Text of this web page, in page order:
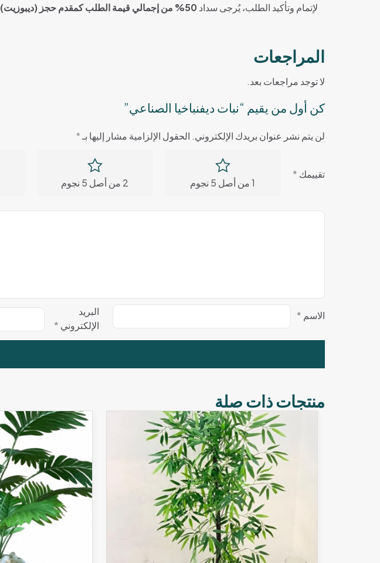
لإتمام وتأكيد الطلب، يُرجى سداد 50% من إجمالي قيمة الطلب كمقدم حجز (ديبوزيت)
المراجعات
لا توجد مراجعات بعد.
كن أول من يقيم “نبات ديفنباخيا الصناعي”
لن يتم نشر عنوان بريدك الإلكتروني. الحقول الإلزامية مشار إليها بـ*
تقييمك *
1 من أصل 5 نجوم 2 من أصل 5 نجوم
الاسم *
البريد
الإلكتروني *
منتجات ذات صلة